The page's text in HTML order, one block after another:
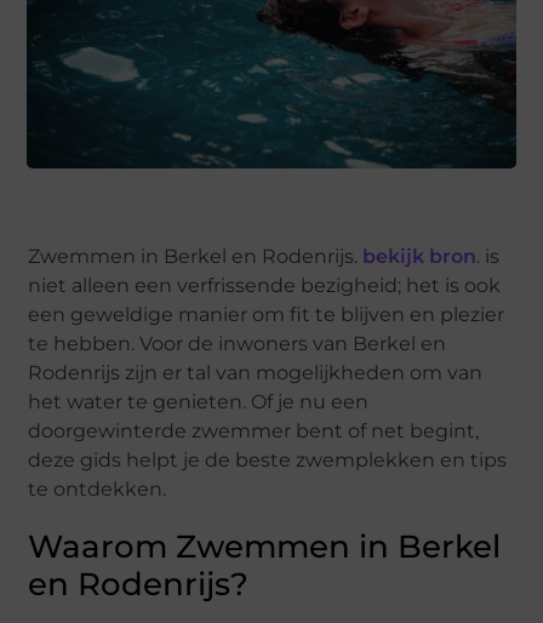
Zwemmen in Berkel en Rodenrijs. bekijk bron. is
niet alleen een verfrissende bezigheid; het is ook
een geweldige manier om fit te blijven en plezier
te hebben. Voor de inwoners van Berkel en
Rodenrijs zijn er tal van mogelijkheden om van
het water te genieten. Of je nu een
doorgewinterde zwemmer bent of net begint,
deze gids helpt je de beste zwemplekken en tips
te ontdekken.
Waarom Zwemmen in Berkel
en Rodenrijs?